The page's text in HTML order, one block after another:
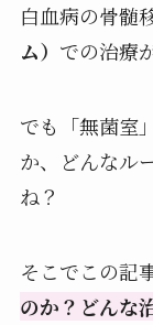
白血病の骨髄
ム） での治療
でも「無菌室
か、どんなル
ね？
そこでこの記
のか？どんな